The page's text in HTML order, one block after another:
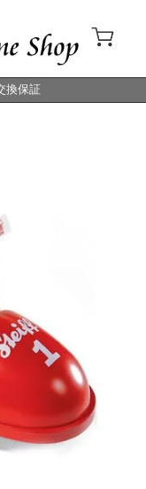
換保証